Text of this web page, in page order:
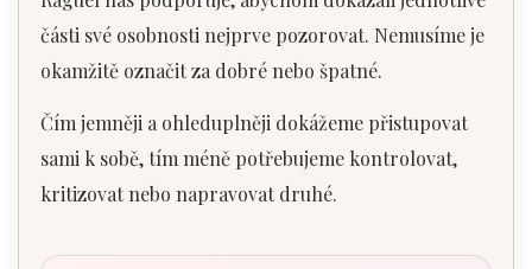
části své osobnosti nejprve pozorovat. Nemusíme je
okamžitě označit za dobré nebo špatné.
Čím jemněji a ohleduplněji dokážeme přistupovat
sami k sobě, tím méně potřebujeme kontrolovat,
kritizovat nebo napravovat druhé.